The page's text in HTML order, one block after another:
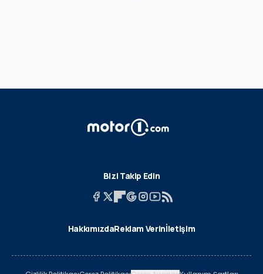
Bizi Takip Edin
HakkımızdaReklam Verinİletişim